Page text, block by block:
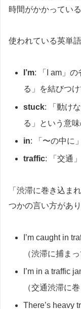
時間がかかっている
使われている英単
I’m: 「I am」
る」を結びつけ
stuck: 「動け
る」という意味
in: 「〜の中に
traffic: 「交通
「渋滞に巻き込ま
つかの言い方があり
I’m caught in
（渋滞に捕まっ
I’m in a traffic
（交通渋滞に
There’s heavy